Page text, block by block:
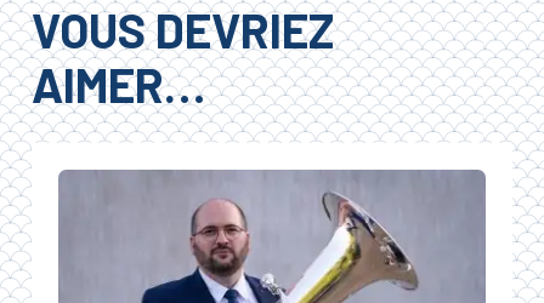
VOUS DEVRIEZ
AIMER…